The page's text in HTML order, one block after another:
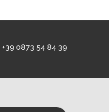
+39 0873 54 84 39